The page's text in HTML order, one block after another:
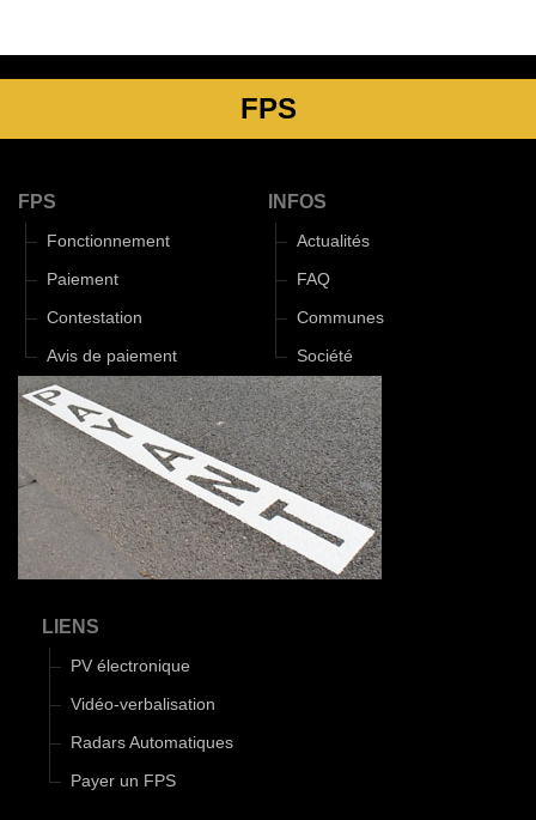
FPS
FPS
Fonctionnement
Paiement
Contestation
Avis de paiement
INFOS
Actualités
FAQ
Communes
Société
LIENS
PV électronique
Vidéo-verbalisation
Radars Automatiques
Payer un FPS